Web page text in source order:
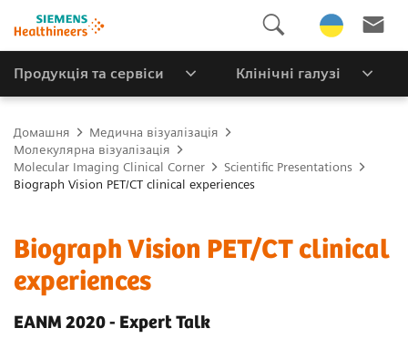
Продукція та сервіси Клінічні галузі
Домашня
Медична візуалізація
Молекулярна візуалізація
Molecular Imaging Clinical Corner
Scientific Presentations
Biograph Vision PET/CT clinical experiences
Biograph Vision PET/CT clinical
experiences
EANM 2020 - Expert Talk